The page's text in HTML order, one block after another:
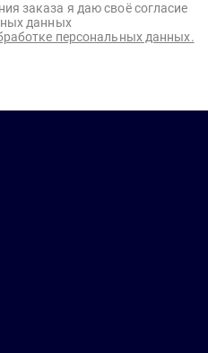
заказа я даю своё согласие
данных
персональных данных.